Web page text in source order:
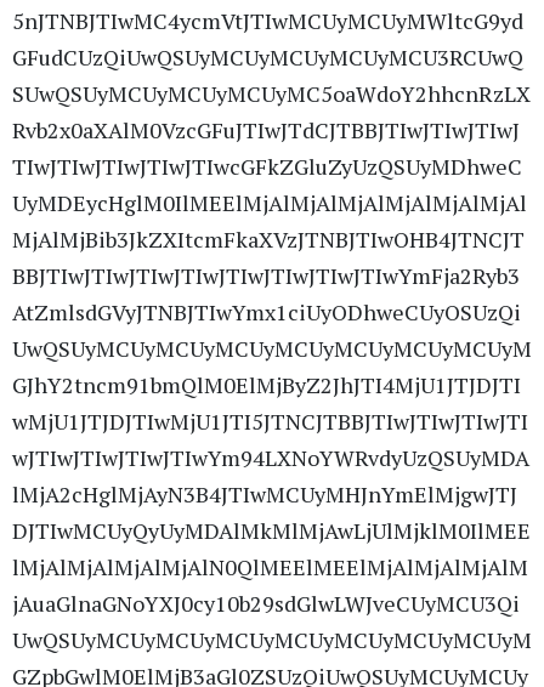
5nJTNBJTIwMC4ycmVtJTIwMCUyMCUyMWltcG9yd
GFudCUzQiUwQSUyMCUyMCUyMCUyMCU3RCUwQ
SUwQSUyMCUyMCUyMCUyMC5oaWdoY2hhcnRzLX
Rvb2x0aXAlM0VzcGFuJTIwJTdCJTBBJTIwJTIwJTIwJ
TIwJTIwJTIwJTIwJTIwcGFkZGluZyUzQSUyMDhweC
UyMDEycHglM0IlMEElMjAlMjAlMjAlMjAlMjAlMjAl
MjAlMjBib3JkZXItcmFkaXVzJTNBJTIwOHB4JTNCJT
BBJTIwJTIwJTIwJTIwJTIwJTIwJTIwJTIwYmFja2Ryb3
AtZmlsdGVyJTNBJTIwYmx1ciUyODhweCUyOSUzQi
UwQSUyMCUyMCUyMCUyMCUyMCUyMCUyMCUyM
GJhY2tncm91bmQlM0ElMjByZ2JhJTI4MjU1JTJDJTI
wMjU1JTJDJTIwMjU1JTI5JTNCJTBBJTIwJTIwJTIwJTI
wJTIwJTIwJTIwJTIwYm94LXNoYWRvdyUzQSUyMDA
lMjA2cHglMjAyN3B4JTIwMCUyMHJnYmElMjgwJTJ
DJTIwMCUyQyUyMDAlMkMlMjAwLjUlMjklM0IlMEE
lMjAlMjAlMjAlMjAlN0QlMEElMEElMjAlMjAlMjAlM
jAuaGlnaGNoYXJ0cy10b29sdGlwLWJveCUyMCU3Qi
UwQSUyMCUyMCUyMCUyMCUyMCUyMCUyMCUyM
GZpbGwlM0ElMjB3aGl0ZSUzQiUwQSUyMCUyMCUy